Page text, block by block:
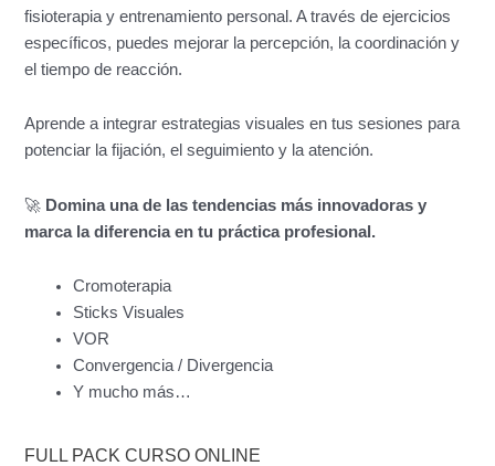
fisioterapia y entrenamiento personal. A través de ejercicios
específicos, puedes mejorar la percepción, la coordinación y
el tiempo de reacción.
Aprende a integrar estrategias visuales en tus sesiones para
potenciar la fijación, el seguimiento y la atención.
🚀 Domina una de las tendencias más innovadoras y
marca la diferencia en tu práctica profesional.
Cromoterapia
Sticks Visuales
VOR
Convergencia / Divergencia
Y mucho más…
FULL PACK CURSO ONLINE